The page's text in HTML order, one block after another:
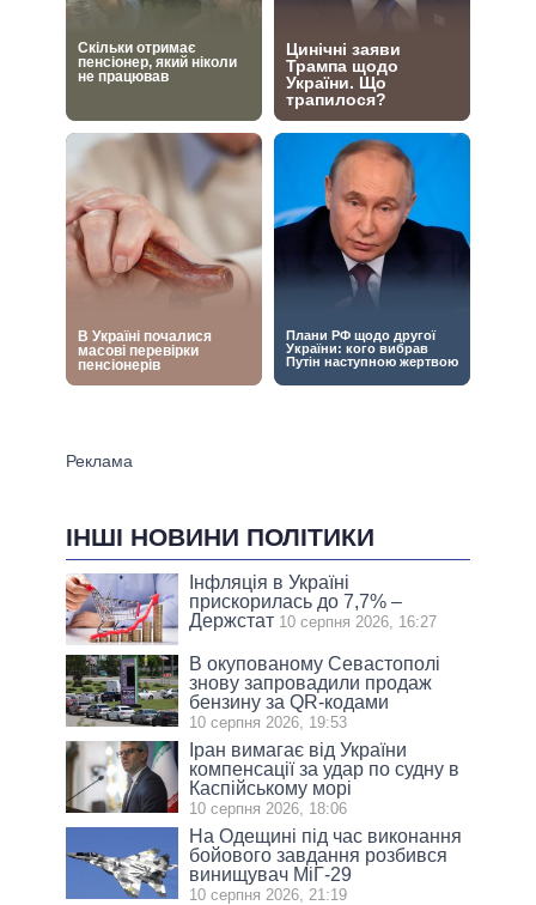
ІНШІ НОВИНИ ПОЛІТИКИ
Інфляція в Україні
прискорилась до 7,7% –
Держстат 10 серпня 2026, 16:27
В окупованому Севастополі
знову запровадили продаж
бензину за QR-кодами
10 серпня 2026, 19:53
Іран вимагає від України
компенсації за удар по судну в
Каспійському морі
10 серпня 2026, 18:06
На Одещині під час виконання
бойового завдання розбився
винищувач МіГ-29
10 серпня 2026, 21:19